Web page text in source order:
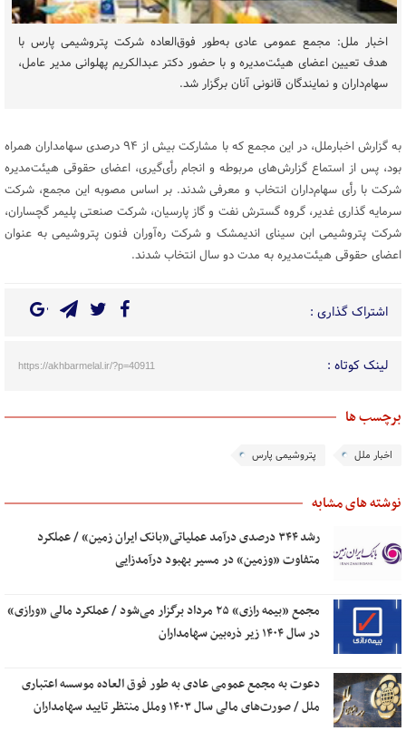
اخبار ملل: مجمع عمومی عادی به‌طور فوق‌العاده شرکت پتروشیمی پارس با
هدف تعیین اعضای هیئت‌مدیره و با حضور دکتر عبدالکریم پهلوانی مدیر عامل،
سهام‌داران و نمایندگان قانونی آنان برگزار شد.
به گزارش اخبارملل، در این مجمع که با مشارکت بیش از ۹۴ درصدی سهامداران همراه
بود، پس از استماع گزارش‌های مربوطه و انجام رأی‌گیری، اعضای حقوقی هیئت‌مدیره
شرکت با رأی سهام‌داران انتخاب و معرفی شدند. بر اساس مصوبه این مجمع، شرکت
سرمایه گذاری غدیر، گروه گسترش نفت و گاز پارسیان، شرکت صنعتی پلیمر گچساران،
شرکت پتروشیمی ابن سینای اندیمشک و شرکت ره‌آوران فنون پتروشیمی به عنوان
اعضای حقوقی هیئت‌مدیره به مدت دو سال انتخاب شدند.
اشتراک گذاری :
لینک کوتاه : https://akhbarmelal.ir/?p=40911
برچسب ها
اخبار ملل پتروشیمی پارس
نوشته های مشابه
رشد ۳۴۴ درصدی درآمد عملیاتی«بانک ایران زمین» / عملکرد
متفاوت «وزمین» در مسیر بهبود درآمدزایی
مجمع «بیمه رازی» ۲۵ مرداد برگزار می‌شود / عملکرد مالی «ورازی»
در سال ۱۴۰۴ زیر ذره‌بین سهامداران
دعوت به مجمع عمومی عادی به طور فوق العاده موسسه اعتباری
ملل / صورت‌های مالی سال ۱۴۰۳ وملل منتظر تایید سهامداران